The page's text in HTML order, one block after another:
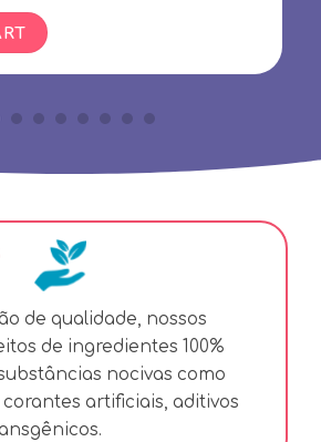
R$ 124,90.
de qualidade, nossos
de ingredientes 100%
nocivas como
artificiais, aditivos